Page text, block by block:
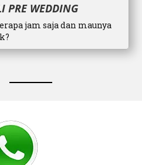
PRE WEDDING
jam saja dan maunya